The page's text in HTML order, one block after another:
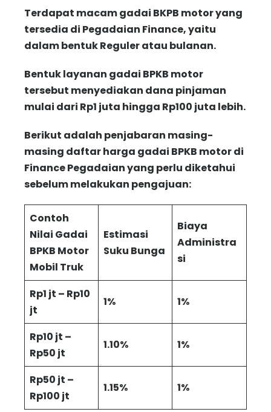
Terdapat macam gadai BKPB motor yang
tersedia di Pegadaian Finance, yaitu
dalam bentuk Reguler atau bulanan.
Bentuk layanan gadai BPKB motor
tersebut menyediakan dana pinjaman
mulai dari Rp1 juta hingga Rp100 juta lebih.
Berikut adalah penjabaran masing-
masing daftar harga gadai BPKB motor di
Finance Pegadaian yang perlu diketahui
sebelum melakukan pengajuan:
Contoh
Nilai Gadai
BPKB Motor
Mobil Truk
Estimasi
Suku Bunga
Biaya
Administra
si
Rp1 jt – Rp10
jt
1% 1%
Rp10 jt –
Rp50 jt
1.10% 1%
Rp50 jt –
Rp100 jt
1.15% 1%